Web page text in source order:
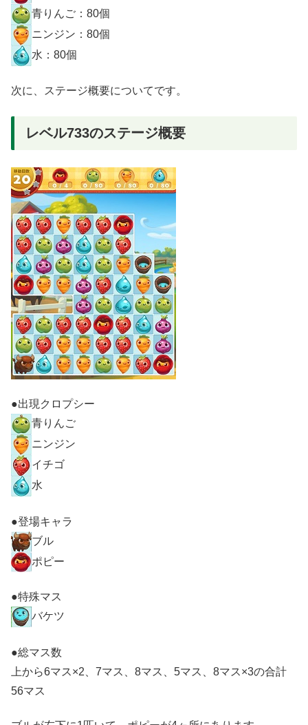
青りんご：80個
ニンジン：80個
水：80個
次に、ステージ概要についてです。
レベル733のステージ概要
●出現クロプシー
青りんご
ニンジン
イチゴ
水
●登場キャラ
ブル
ポピー
●特殊マス
バケツ
●総マス数
上から6マス×2、7マス、8マス、5マス、8マス×3の合計
56マス